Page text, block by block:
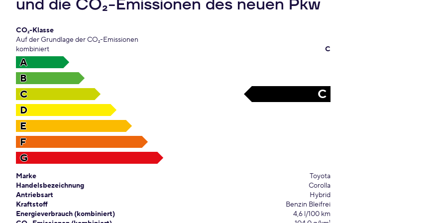
und die CO₂-Emissionen des neuen Pkw
CO₂-Klasse
Auf der Grundlage der CO₂-Emissionen
kombiniert
C
A
B
C
C
D
E
F
G
Marke
Toyota
Handelsbezeichnung
Corolla
Antriebsart
Hybrid
Kraftstoff
Benzin Bleifrei
Energieverbrauch (kombiniert)
4,6 l/100 km